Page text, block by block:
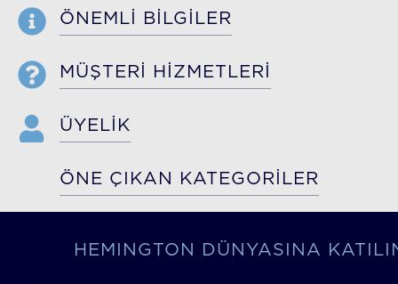
ÖNEMLİ BİLGİLER
MÜŞTERİ HİZMETLERİ
ÜYELİK
ÖNE ÇIKAN KATEGORİLER
HEMINGTON DÜNYASINA